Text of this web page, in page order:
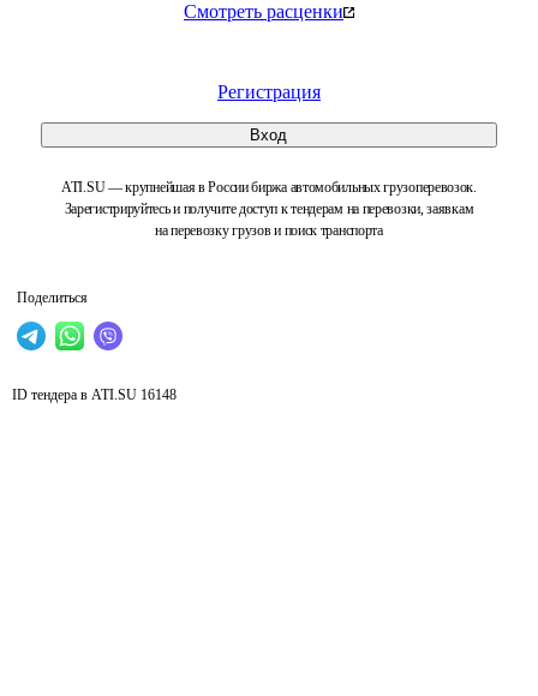
Смотреть расценки
Регистрация
Вход
ATI.SU — крупнейшая в России биржа автомобильных грузоперевозок.
Зарегистрируйтесь и получите доступ к тендерам на перевозки, заявкам
на перевозку грузов и поиск транспорта
Поделиться
ID тендера в ATI.SU 16148